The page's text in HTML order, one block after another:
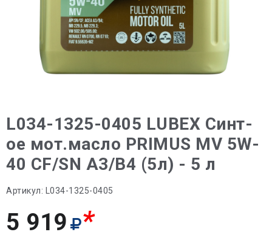
L034-1325-0405 LUBEX Синт-
ое мот.масло PRIMUS MV 5W-
40 CF/SN A3/B4 (5л) - 5 л
Артикул: L034-1325-0405
5 919 *